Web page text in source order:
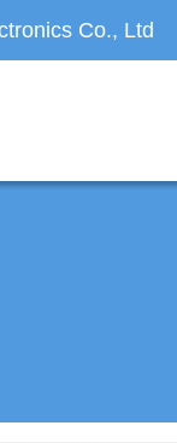
Co., Ltd